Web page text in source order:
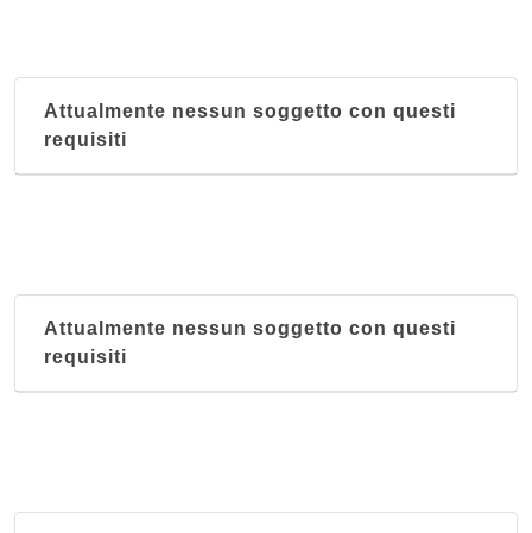
Attualmente nessun soggetto con questi
requisiti
Attualmente nessun soggetto con questi
requisiti